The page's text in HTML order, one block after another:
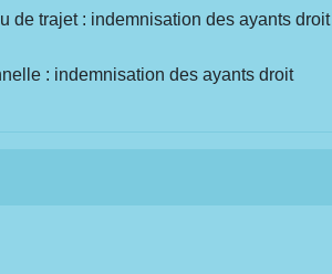
de trajet : indemnisation des ayants droit
: indemnisation des ayants droit